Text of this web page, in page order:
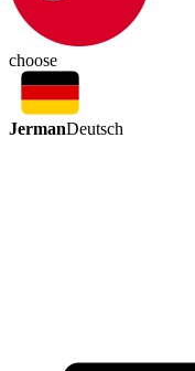
choose
JermanDeutsch